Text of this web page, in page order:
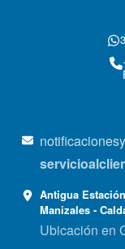
Antigua
Manizales -
Ubicación en